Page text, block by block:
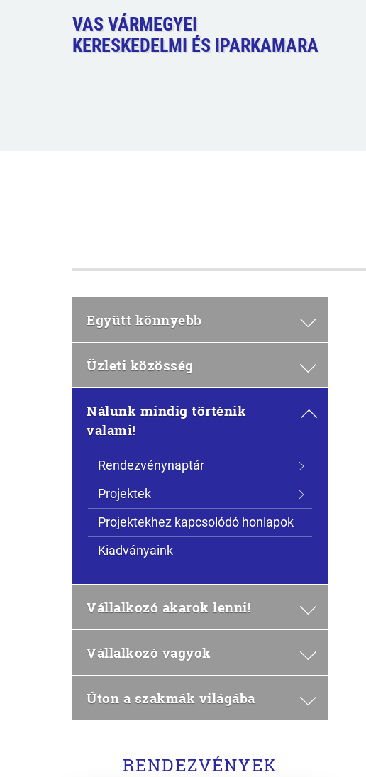
VAS VÁRMEGYEI
KERESKEDELMI ÉS IPARKAMARA
Együtt könnyebb
Üzleti közösség
Nálunk mindig történik
valami!
Rendezvénynaptár
Projektek
Projektekhez kapcsolódó honlapok
Kiadványaink
Vállalkozó akarok lenni!
Vállalkozó vagyok
Úton a szakmák világába
RENDEZVÉNYEK